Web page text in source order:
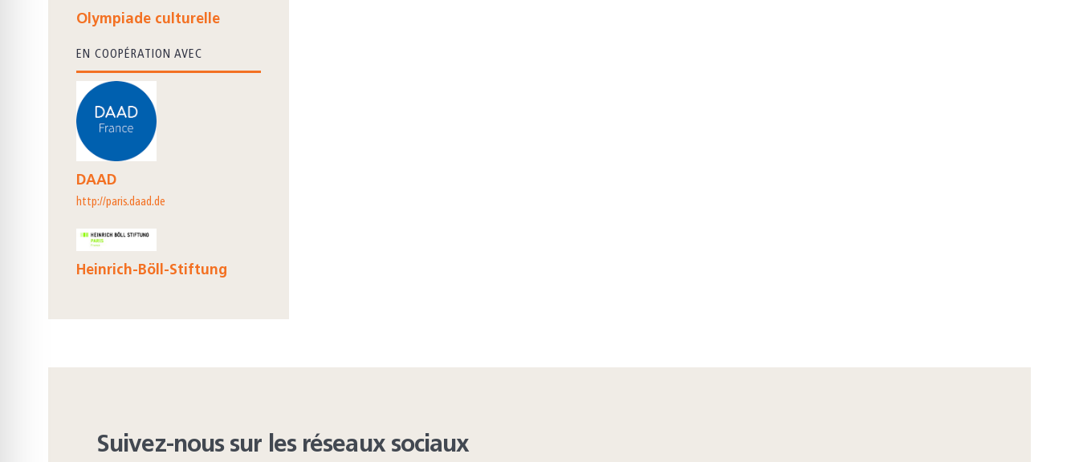
Olympiade culturelle
EN COOPÉRATION AVEC
DAAD
http://paris.daad.de
Heinrich-Böll-Stiftung
Suivez-nous sur les réseaux sociaux